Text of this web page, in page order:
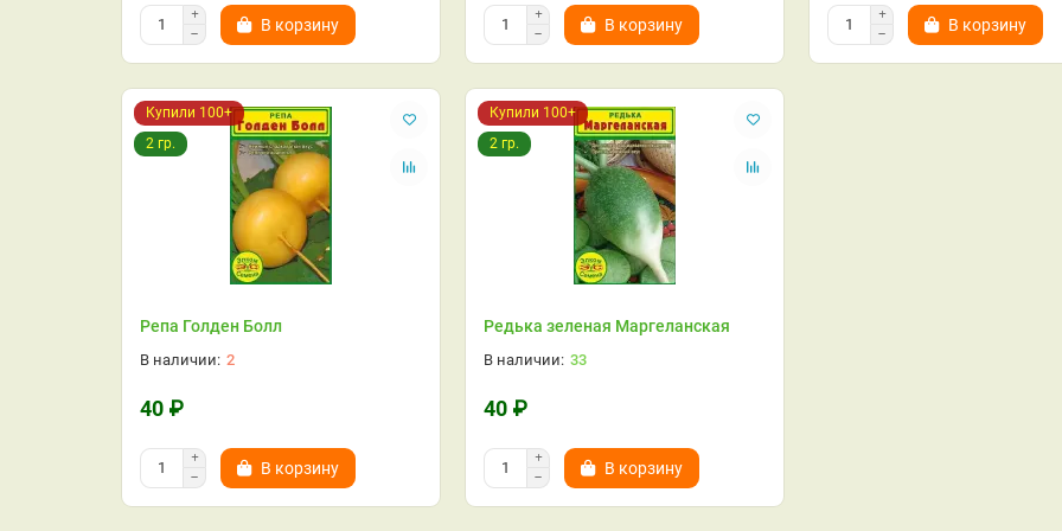
В корзину В корзину В корзину
Купили 100+
2 гр.
Репа Голден Болл
2
40 ₽
В корзину
Купили 100+
2 гр.
Редька зеленая Маргеланская
33
40 ₽
В корзину